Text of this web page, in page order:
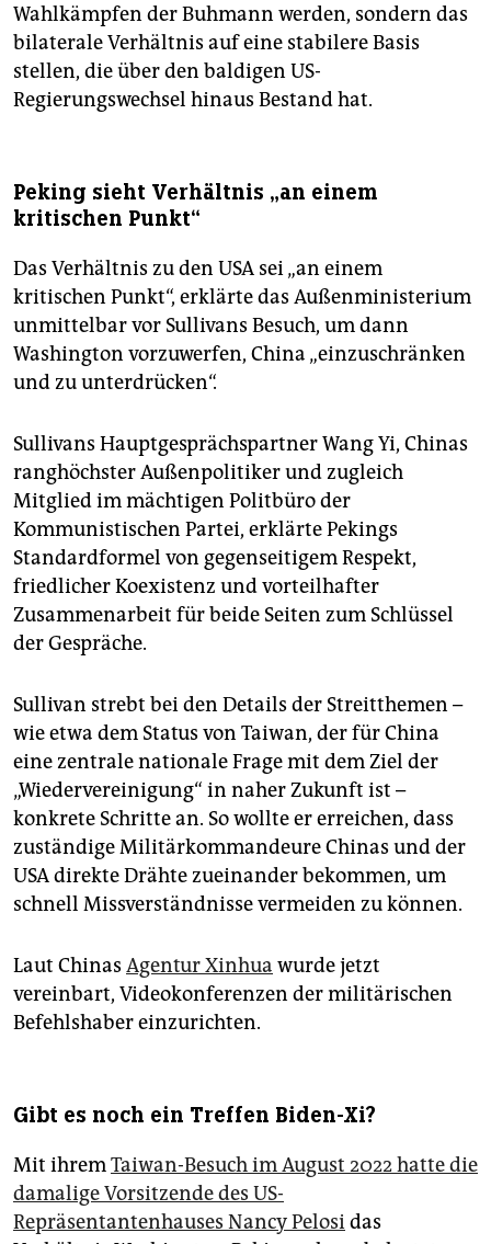
Wahlkämpfen der Buhmann werden, sondern das
bilaterale Verhältnis auf eine stabilere Basis
stellen, die über den baldigen US-
Regierungswechsel hinaus Bestand hat.
Peking sieht Verhältnis „an einem
kritischen Punkt“
Das Verhältnis zu den USA sei „an einem
kritischen Punkt“, erklärte das Außenministerium
unmittelbar vor Sullivans Besuch, um dann
Washington vorzuwerfen, China „einzuschränken
und zu unterdrücken“.
Sullivans Hauptgesprächspartner Wang Yi, Chinas
ranghöchster Außenpolitiker und zugleich
Mitglied im mächtigen Politbüro der
Kommunistischen Partei, erklärte Pekings
Standardformel von gegenseitigem Respekt,
friedlicher Koexistenz und vorteilhafter
Zusammenarbeit für beide Seiten zum Schlüssel
der Gespräche.
Sullivan strebt bei den Details der Streitthemen –
wie etwa dem Status von Taiwan, der für China
eine zentrale nationale Frage mit dem Ziel der
„Wiedervereinigung“ in naher Zukunft ist –
konkrete Schritte an. So wollte er erreichen, dass
zuständige Militärkommandeure Chinas und der
USA direkte Drähte zueinander bekommen, um
schnell Missverständnisse vermeiden zu können.
Laut Chinas Agentur Xinhua wurde jetzt
vereinbart, Videokonferenzen der militärischen
Befehlshaber einzurichten.
Gibt es noch ein Treffen Biden-Xi?
Mit ihremTaiwan-Besuch im August 2022 hatte die
damalige Vorsitzende des US-
Repräsentantenhauses Nancy Pelosidas